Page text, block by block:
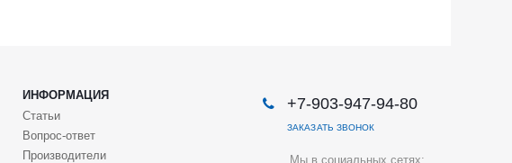
ИНФОРМАЦИЯ
Статьи
Вопрос-ответ
Производители
+7-903-947-94-80
ЗАКАЗАТЬ ЗВОНОК
Мы в социальных сетях: